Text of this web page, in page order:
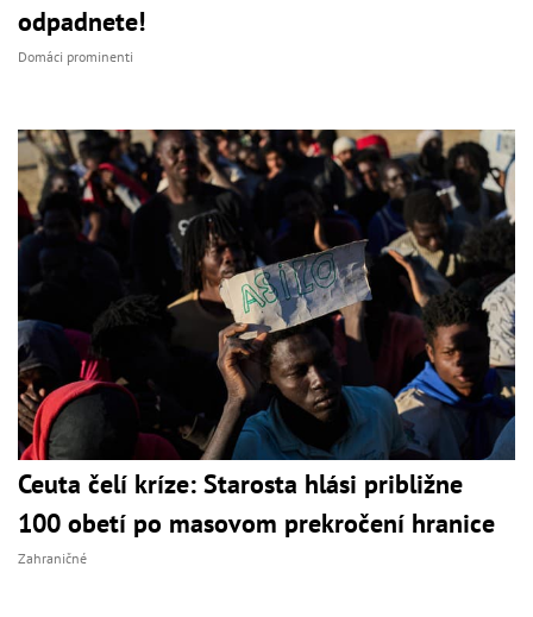
odpadnete!
Domáci prominenti
Ceuta čelí kríze: Starosta hlási približne
100 obetí po masovom prekročení hranice
Zahraničné